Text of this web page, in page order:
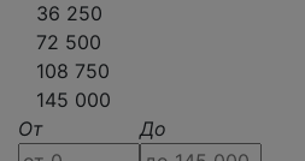
36 250
72 500
108 750
145 000
От
До